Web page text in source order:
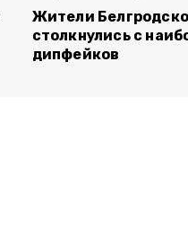
Жители
столкнулись с
дипфейков